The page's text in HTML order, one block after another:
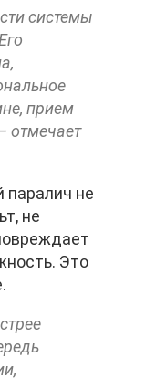
системы
прием
отмечает
паралич не
не
Это